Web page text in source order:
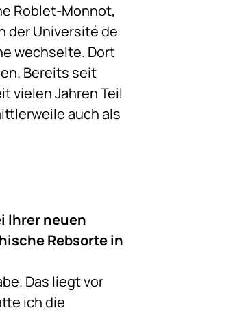
Roblet-Monnot,
der Université de
wechselte. Dort
Bereits seit
vielen Jahren Teil
auch als
Ihrer neuen
Rebsorte in
Das liegt vor
ich die